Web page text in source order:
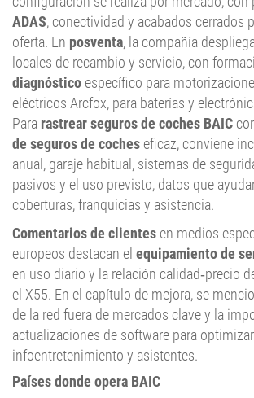
ADAS, conectividad y acabados cerrados
oferta. En posventa, la compañía
locales de recambio y servicio, con
diagnóstico específico para
eléctricos Arcfox, para baterías y
Para rastrear seguros de coches BAIC
de seguros de coches eficaz, conviene
anual, garaje habitual, sistemas de
pasivos y el uso previsto, datos que
coberturas, franquicias y asistencia.
Comentarios de clientes en medios
europeos destacan el equipamiento de
en uso diario y la relación calidad‑precio
el X55. En el capítulo de mejora, se
de la red fuera de mercados clave y la
actualizaciones de software para
infoentretenimiento y asistentes.
Países donde opera BAIC